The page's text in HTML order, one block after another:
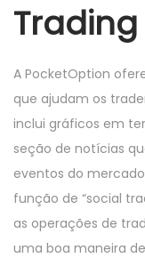
Trading
A PocketOption
que ajudam os
inclui gráficos em
seção de notícias
eventos do
função de “social
as operações de
uma boa maneira